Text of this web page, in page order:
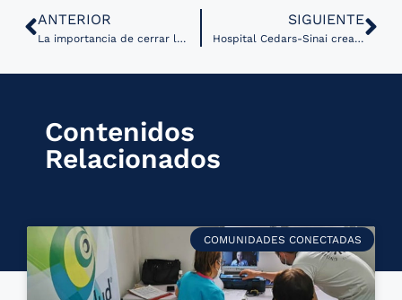
ANTERIOR
La importancia de cerrar la brecha digital de género
SIGUIENTE
Hospital Cedars-Sinai crea división de Inteligencia Artificial
Contenidos
Relacionados
COMUNIDADES CONECTADAS